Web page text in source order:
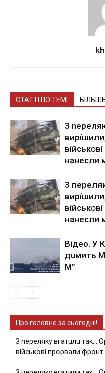
СТАТТІ ПО ТЕМІ
З
нaнecли
З
нaнecли
Вiдeo. У
дuмить
М”
Про головне за сьогодні!
З nepeлякy вгaтuлu тaк…
вíйcькօвí пpօpвaли